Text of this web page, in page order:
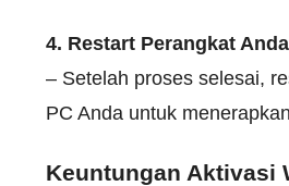
4. Restart Perangkat Anda
– Setelah proses selesai,
PC Anda untuk
Keuntungan Aktivasi